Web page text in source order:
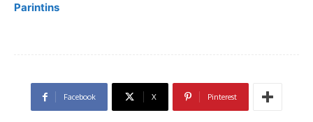
Parintins
Facebook X Pinterest